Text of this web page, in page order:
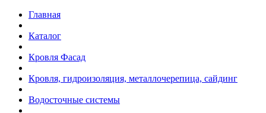
Главная
Каталог
Кровля Фасад
Кровля, гидроизоляция, металлочерепица, сайдинг
Водосточные системы